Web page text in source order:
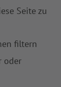
Seite zu
filtern
oder